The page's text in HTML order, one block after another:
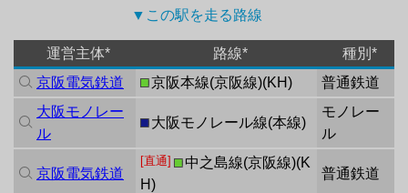
▼この駅を走る路線
運営主体* 路線*
種別*
京阪電気鉄道
■京阪本線(京阪線)(KH)
普通鉄道
大阪モノレー
ル
■大阪モノレール線(本線)
モノレー
ル
京阪電気鉄道
[直通] ■中之島線(京阪線)(K
H)
普通鉄道